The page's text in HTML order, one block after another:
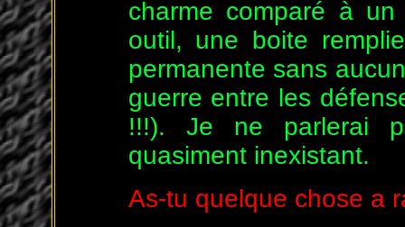
charme comparé à
outil, une boite
permanente sans
guerre entre les
!!!). Je ne parlerai
quasiment inexistant.
As-tu quelque chose a